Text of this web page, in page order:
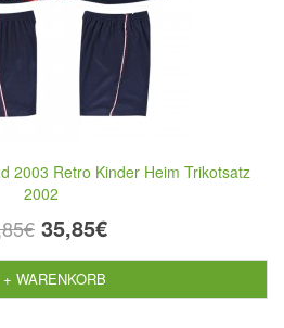
2003 Retro Kinder Heim Trikotsatz
2002
35,85€
+ WARENKORB